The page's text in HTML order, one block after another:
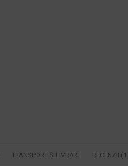
TRANSPORT ȘI LIVRARE RECENZII